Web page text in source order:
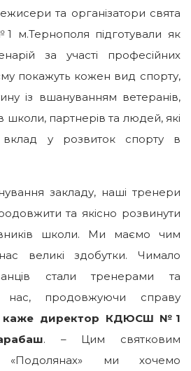
та організатори свята
підготували як
за участі професійних
покажуть кожен вид спорту,
із вшануванням ветеранів,
школи, партнерів та людей, які
у розвиток спорту в
закладу, наші тренери
та якісно розвинути
школи. Ми маємо чим
великі здобутки. Чимало
стали тренерами та
продовжуючи справу
каже директор КДЮСШ №1
. – Цим святковим
ми хочемо